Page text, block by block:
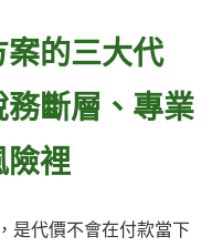
的三大代
斷層、專業
險裡
是代價不會在付款當下